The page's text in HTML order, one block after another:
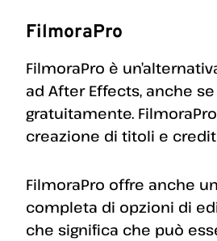
FilmoraPro
FilmoraPro è
ad After Effects, anche
gratuitamente.
creazione di titoli e
FilmoraPro offre anche
completa di opzioni di
che significa che può